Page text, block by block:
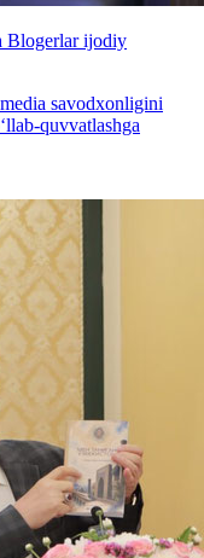
Blogerlar ijodiy
savodxonligini
quvvatlashga